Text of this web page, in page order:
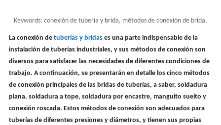
Keywords: conexión de tubería y brida, métodos de conexión de brida,
brida de tubería, accesorios de brida
La conexión de tuberías y bridases una parte indispensable de la
instalación de tuberías industriales, y sus métodos de conexión son
diversos para satisfacer las necesidades de diferentes condiciones de
trabajo. A continuación, se presentarán en detalle los cinco métodos
de conexión principales de las bridas de tuberías, a saber, soldadura
plana, soldadura a tope, soldadura por encastre, manguito suelto y
conexión roscada. Estos métodos de conexión son adecuados para
tuberías de diferentes presiones y diámetros, y tienen sus propias